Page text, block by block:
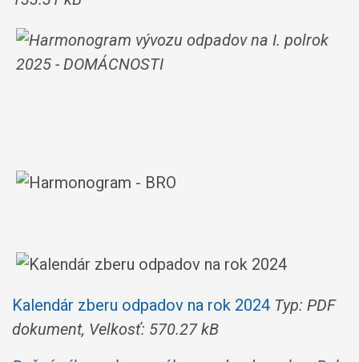
Kalendár zberu odpadov na rok 2024 Typ: PDF
dokument, Velkosť: 570.27 kB